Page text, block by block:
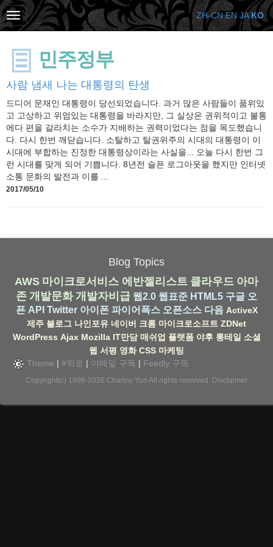
민주정부
사람 냄새 나는 대통령의 탄생
드디어 문재인 대통령이 당선되었습니다. 과거 많은 사람들이 품위있
고 고상하고 위엄있는 대통령을 바라지만, 그 실상은 권위적이고 불통
에다 편을 갈라치는 소수가 지배하는 권력이었다는 점을 목도했습니
다. 다시 한번 깨닫습니다. 소탈하고 탈권위주의 시대의 대통령이 이
시대에 부합하는 진정한 대통령상이라는 사실을... 오늘 다시 한번 그
런 시대를 맞게 되어 기쁩니다. 8년전 슬픈 로그아웃을 했지만 인터넷
소통 문화의 발전과 이를 ...
2017/05/10
Blog Topics
AWS 마이크로서비스 에반젤리스트 클라우드 아마
존 개발문화 개발자비급 웹2.0 웹표준 HTML5 구글 오
픈 API Twitter 아이폰 파이어폭스 오픈소스 다음 ActiveX
제주 블로그 나인포유 네이버 크롬 마이크로소프트 ZDNet
WordPress Ajax Mozilla IT만담 매쉬업 플랫폼 야후 롱테일 소셜
웹 서평 영화 CSS 마케팅
Theme | #위로 | 이메일 구독 | Feedly 구독
Copyright(c) 1996-2026 Channy Yun All rights reserved. Disclaimer
ZH-CN EN JA KO